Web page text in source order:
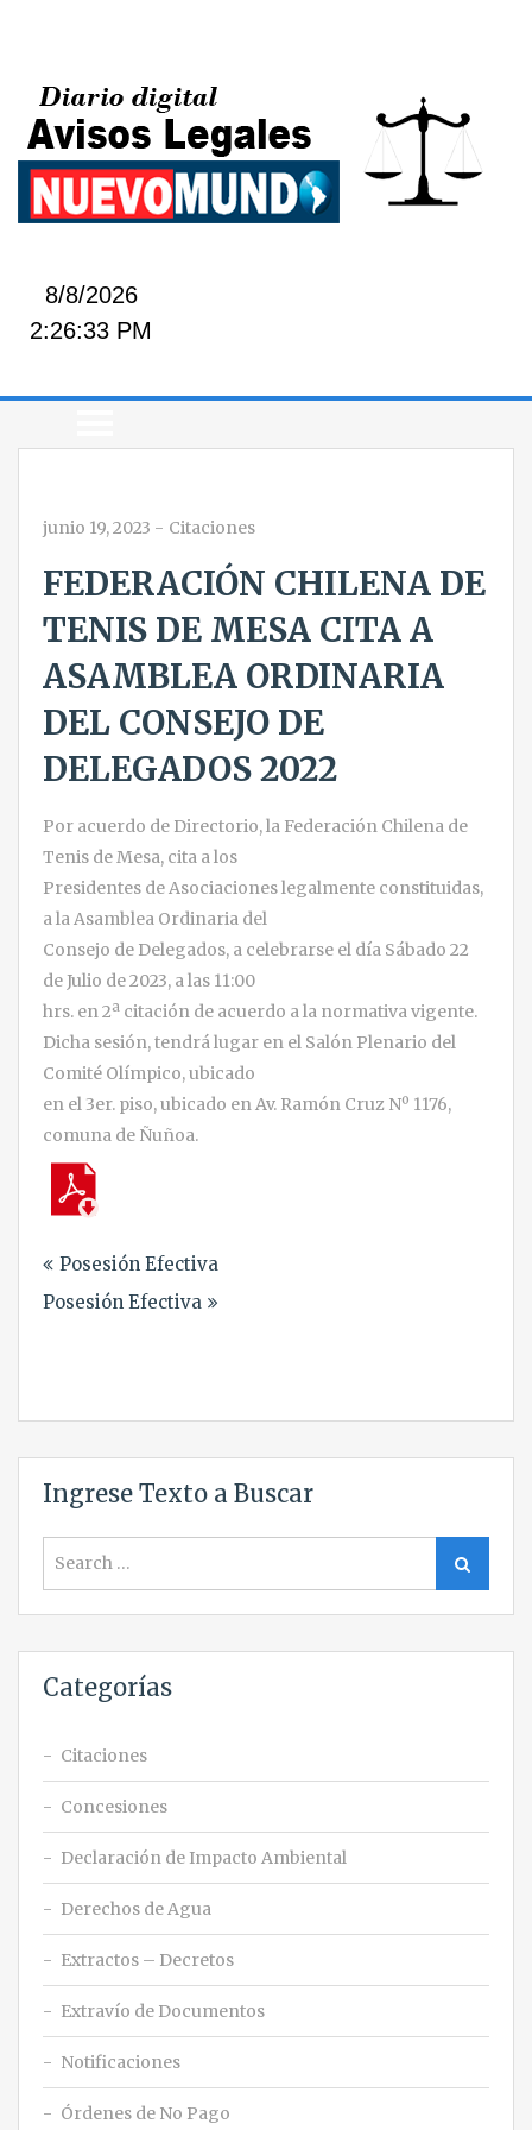
8/8/2026
2:26:33 PM
junio 19, 2023 - Citaciones
FEDERACIÓN CHILENA DE
TENIS DE MESA CITA A
ASAMBLEA ORDINARIA
DEL CONSEJO DE
DELEGADOS 2022
Por acuerdo de Directorio, la Federación Chilena de
Tenis de Mesa, cita a los
Presidentes de Asociaciones legalmente constituidas,
a la Asamblea Ordinaria del
Consejo de Delegados, a celebrarse el día Sábado 22
de Julio de 2023, a las 11:00
hrs. en 2ª citación de acuerdo a la normativa vigente.
Dicha sesión, tendrá lugar en el Salón Plenario del
Comité Olímpico, ubicado
en el 3er. piso, ubicado en Av. Ramón Cruz Nº 1176,
comuna de Ñuñoa.
de
entradas
Posesión Efectiva
Posesión Efectiva
Ingrese Texto a Buscar
for:
Search
Categorías
Citaciones
Concesiones
Declaración de Impacto Ambiental
Derechos de Agua
Extractos – Decretos
Extravío de Documentos
Notificaciones
Órdenes de No Pago